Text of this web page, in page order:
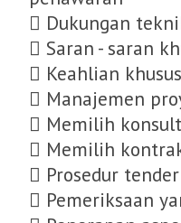
 Dukungan
 Saran - saran
 Keahlian khusus
 Manajemen
 Memilih
 Memilih
 Prosedur
 Pemeriksaan